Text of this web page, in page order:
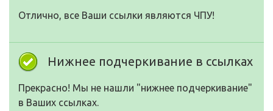
Отлично, все Ваши ссылки являются ЧПУ!
Нижнее подчеркивание в ссылках
Прекрасно! Мы не нашли "нижнее подчеркивание"
в Ваших ссылках.